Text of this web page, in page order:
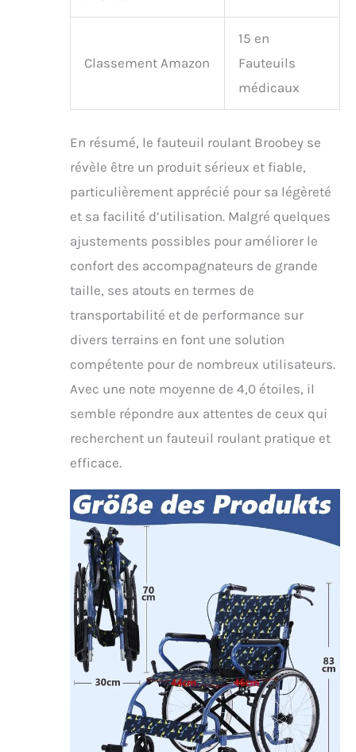
répondre à vos
préoccupations et vous
complètes pour que
vous puissiez
Classement Amazon
15 en
Fauteuils
médicaux
En résumé, le fauteuil roulant Broobey se
révèle être un produit sérieux et fiable,
particulièrement apprécié pour sa légèreté
et sa facilité d’utilisation. Malgré quelques
ajustements possibles pour améliorer le
confort des accompagnateurs de grande
taille, ses atouts en termes de
transportabilité et de performance sur
divers terrains en font une solution
compétente pour de nombreux utilisateurs.
Avec une note moyenne de 4,0 étoiles, il
semble répondre aux attentes de ceux qui
recherchent un fauteuil roulant pratique et
efficace.